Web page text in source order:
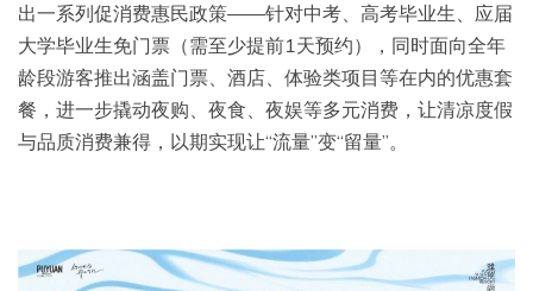
出一系列促消费惠民政策——针对中考、高考毕业生、应届
大学毕业生免门票（需至少提前1天预约），同时面向全年
龄段游客推出涵盖门票、酒店、体验类项目等在内的优惠套
餐，进一步撬动夜购、夜食、夜娱等多元消费，让清凉度假
与品质消费兼得，以期实现让“流量”变“留量”。